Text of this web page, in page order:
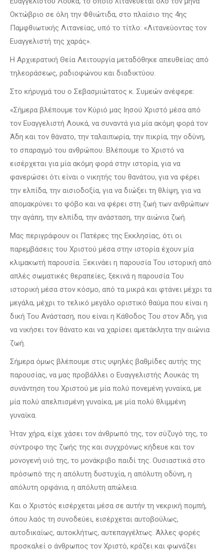
Οκτώβριο σε όλη την Φθιώτιδα, στο πλαίσιο της 4ης
Παμφθιωτικής Λιτανείας, υπό το τίτλο: «Λιτανεύοντας τον
Ευαγγελιστή της χαράς».
Η Αρχιερατική Θεία Λειτουργία μεταδόθηκε απευθείας από
τηλεοράσεως, ραδιοφώνου και διαδικτύου.
Στο κήρυγμά του ο Σεβασμιώτατος κ. Συμεών ανέφερε:
«Σήμερα βλέπουμε τον Κύριό μας Ιησού Χριστό μέσα από
τον Ευαγγελιστή Λουκά, να συναντά για μία ακόμη φορά τον
Άδη και τον θάνατο, την ταλαιπωρία, την πικρία, την οδύνη,
το σπαραγμό του ανθρώπου. Βλέπουμε το Χριστό να
εισέρχεται για μία ακόμη φορά στην ιστορία, για να
φανερώσει ότι είναι ο νικητής του θανάτου, για να φέρει
την ελπίδα, την αισιοδοξία, για να διώξει τη θλίψη, για να
απομακρύνει το φόβο και να φέρει στη ζωή των ανθρώπων
την αγάπη, την ελπίδα, την ανάσταση, την αιώνια ζωή.
Μας περιγράφουν οι Πατέρες της Εκκλησίας, ότι οι
παρεμβάσεις του Χριστού μέσα στην ιστορία έχουν μία
κλιμακωτή παρουσία. Ξεκινάει η παρουσία Του ιστορική από
απλές σωματικές θεραπείες, ξεκινά η παρουσία Του
ιστορική μέσα στον κόσμο, από τα μικρά και φτάνει μέχρι τα
μεγάλα, μέχρι το τελικό μεγάλο οριστικό θαύμα που είναι η
δική Του Ανάσταση, που είναι η Κάθοδος Του στον Άδη, για
να νικήσει τον θάνατο και να χαρίσει αμετάκλητα την αιώνια
ζωή.
Σήμερα όμως βλέπουμε στις υψηλές βαθμίδες αυτής της
παρουσίας, να μας προβάλλει ο Ευαγγελιστής Λουκάς τη
συνάντηση του Χριστού με μία πολύ πονεμένη γυναίκα, με
μία πολύ απελπισμένη γυναίκα, με μία πολύ θλιμμένη
γυναίκα.
Ήταν χήρα, είχε χάσει τον άνθρωπό της, τον σύζυγό της, το
σύντροφο της ζωής της και συγχρόνως κήδευε και τον
μονογενή υιό της, το μονάκριβο παιδί της. Ουσιαστικά στο
πρόσωπό της η απόλυτη δυστυχία, η απόλυτη οδύνη, η
απόλυτη ορφάνια, η απόλυτη απώλεια.
Και ο Χριστός εισέρχεται μέσα σε αυτήν τη νεκρική πομπή,
όπου λαός τη συνοδεύει, εισέρχεται αυτοβούλως,
αυτοδικαίως, αυτοκλήτως, αυτεπαγγέλτως. Άλλες φορές
προσκαλεί ο άνθρωπος τον Χριστό, κράζει και φωνάζει